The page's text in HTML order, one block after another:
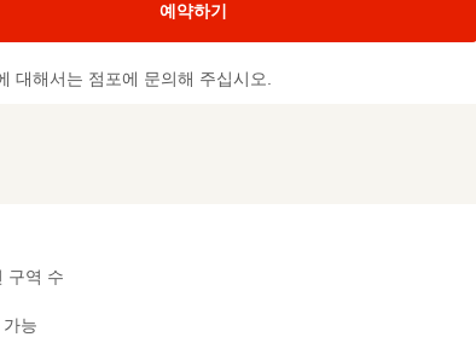
예약하기
대해서는 점포에 문의해 주십시오.
구역 수
능